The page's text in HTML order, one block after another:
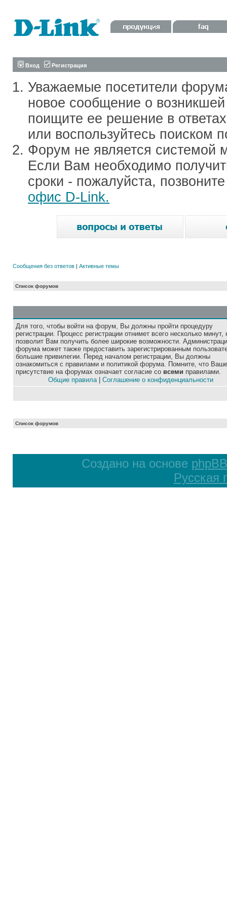
Вход Регистрация
Уважаемые посетители
новое сообщение о
поищите ее решение в
или воспользуйтесь поиском
Форум не является системой
Если Вам необходимо
сроки - пожалуйста,
офис D-Link.
Сообщения без ответов | Активные темы
Список форумов
Для того, чтобы войти на форум, Вы должны пройти процедуру
регистрации. Процесс регистрации отнимет всего несколько минут,
позволит Вам получить более широкие возможности.
форума может также предоставить зарегистрированным
большие привилегии. Перед началом регистрации, Вы должны
ознакомиться с правилами и политикой форума. Помните, что Ваше
присутствие на форумах означает согласие со всеми правилами.
Общие правила| Соглашение о конфиденциальности
Список форумов
Создано на основе phpBB
Русская